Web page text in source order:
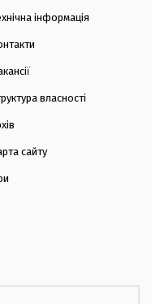
інформація
власності
сайту